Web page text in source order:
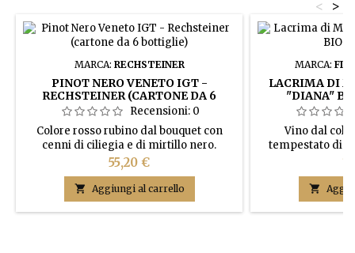
>
<
MARCA: RECHSTEINER
PINOT NERO VENETO IGT -
RECHSTEINER (CARTONE DA 6
BOTTIGLIE)
Recensioni: 0
Colore rosso rubino dal bouquet con
cenni di ciliegia e di mirtillo nero.
Sapore asciutto, sapido, leggermente
tannico.
Prezzo
55,20 €
 Aggiungi al carrello
MARCA:
LACRIMA DI
"DIANA"
Vino dal
tempestato di
naso
canina
mirtilli. In
avvolgente,
frutta di bosco,
